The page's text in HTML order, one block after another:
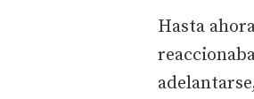
Hasta